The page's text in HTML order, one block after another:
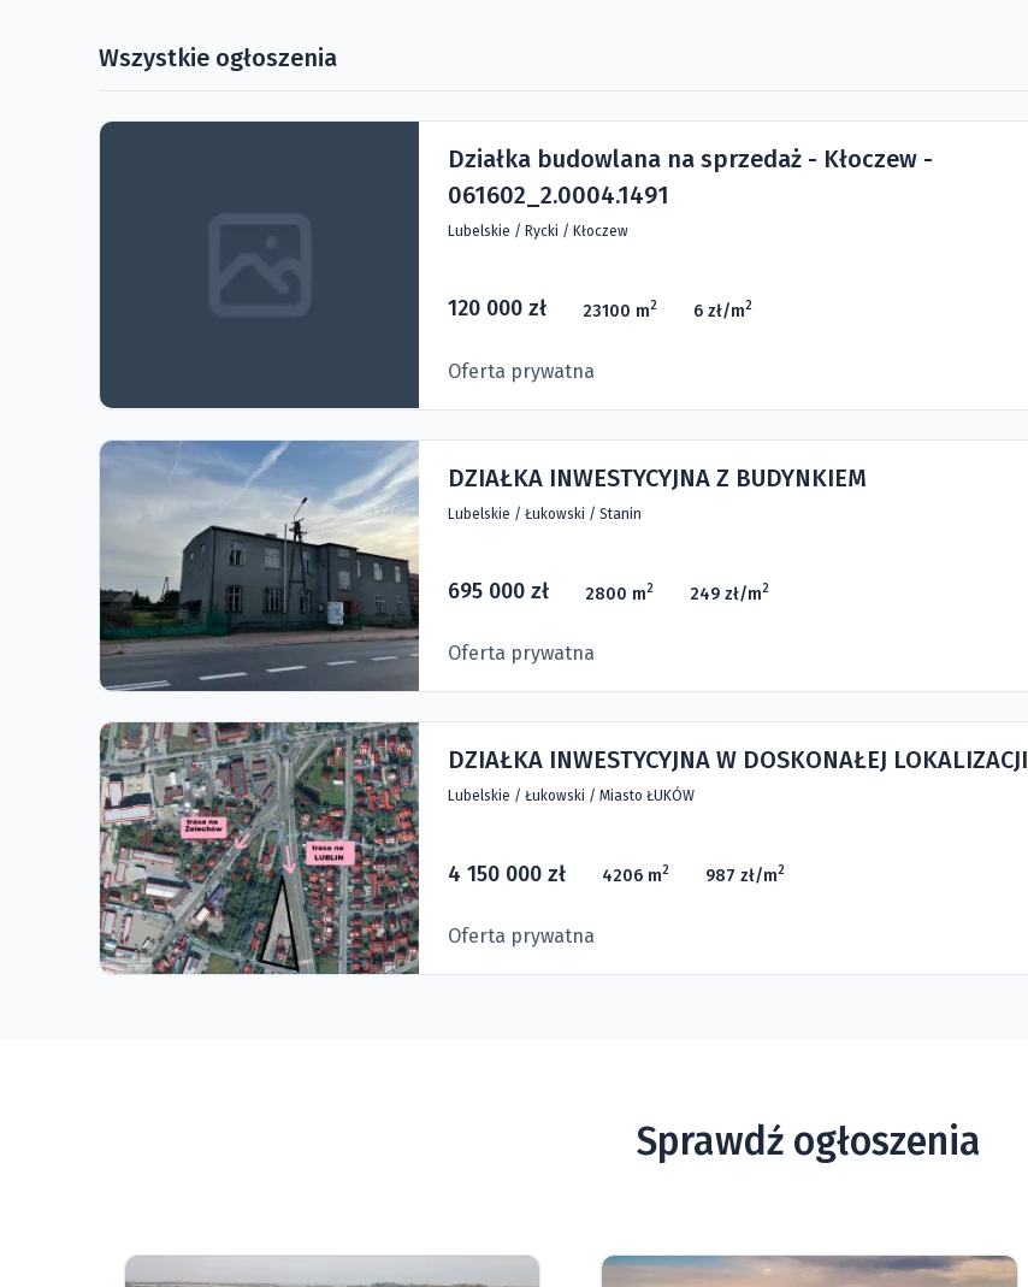
Wszystkie ogłoszenia
Działka budowlana na sprzedaż - Kłoczew -
061602_2.0004.1491
Lubelskie / Rycki / Kłoczew
120 000 zł 23100 m2 6 zł/m2
Oferta prywatna
DZIAŁKA INWESTYCYJNA Z BUDYNKIEM
Lubelskie / Łukowski / Stanin
695 000 zł 2800 m2 249 zł/m2
Oferta prywatna
DZIAŁKA INWESTYCYJNA W DOSKONAŁEJ LOKALIZACJI
Lubelskie / Łukowski / Miasto ŁUKÓW
4 150 000 zł 4206 m2 987 zł/m2
Oferta prywatna
Sprawdź ogłoszenia